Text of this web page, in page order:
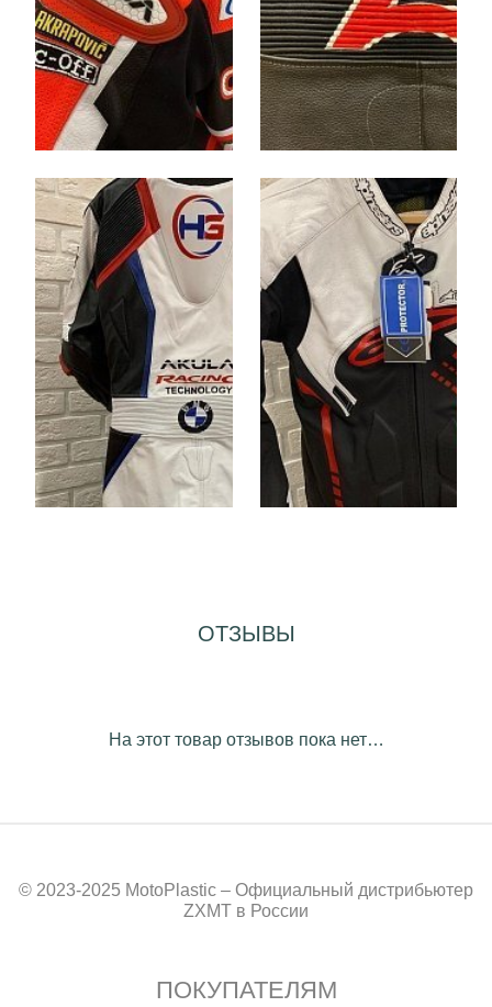
ОТЗЫВЫ
На этот товар отзывов пока нет…
© 2023-2025 MotoPlastic – Официальный дистрибьютер
ZXMT в России
ПОКУПАТЕЛЯМ